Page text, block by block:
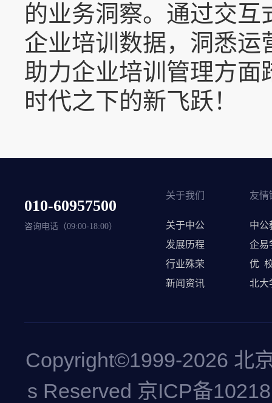
的业务洞察。通过交
企业培训数据，洞悉运
助力企业培训管理方面
时代之下的新飞跃！
010-60957500
咨询电话（09:00-18:00）
关于我们
关于中公
发展历程
行业殊荣
新闻资讯
友情
中公
企易
优
北大
Copyright©1999-2026 北
s Reserved 京ICP备